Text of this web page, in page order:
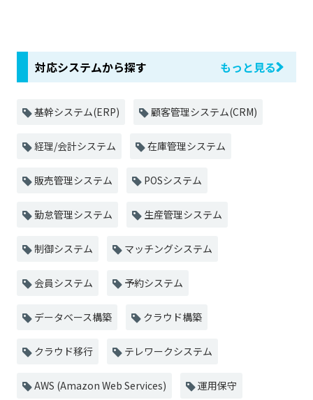
対応システムから探す もっと見る
基幹システム(ERP) 顧客管理システム(CRM)
経理/会計システム 在庫管理システム
販売管理システム POSシステム
勤怠管理システム 生産管理システム
制御システム マッチングシステム
会員システム 予約システム
データベース構築 クラウド構築
クラウド移行 テレワークシステム
AWS (Amazon Web Services) 運用保守